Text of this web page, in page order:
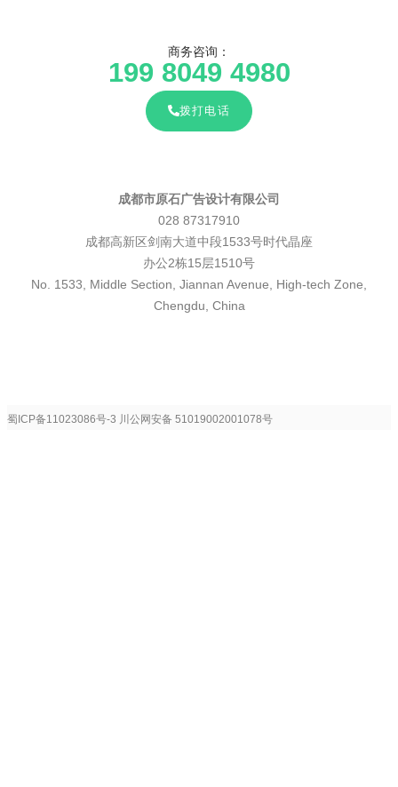
商务咨询：
199 8049 4980
拨打电话
成都市原石广告设计有限公司
028 87317910
成都高新区剑南大道中段1533号时代晶座
办公2栋15层1510号
No. 1533, Middle Section, Jiannan Avenue, High-tech Zone,
Chengdu, China
蜀ICP备11023086号-3 川公网安备 51019002001078号